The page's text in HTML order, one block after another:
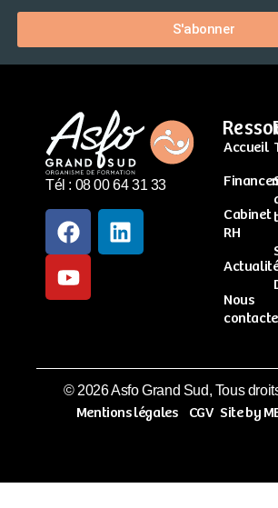
S'abonner
Tél : 08 00 64 31 33
Accueil
Cabinet
RH
Nous
© 2026 Asfo Grand Sud, Tous
Mentions légales
CGV Site by